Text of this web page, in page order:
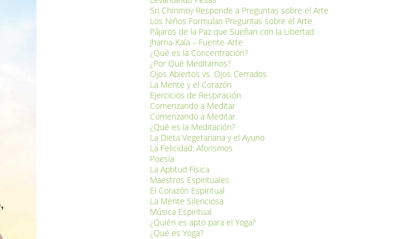
Sri Chinmoy Responde a Preguntas sobre el Arte
Los Niños Formulan Preguntas sobre el Arte
Pájaros de la Paz que Sueñan con la Libertad
Jharna-Kala – Fuente-Arte
¿Qué es la Concentración?
¿Por Qué Meditamos?
Ojos Abiertos vs. Ojos Cerrados
La Mente y el Corazón
Ejercicios de Respiración
Comenzando a Meditar
Comenzando a Meditar
¿Qué es la Meditación?
La Dieta Vegetariana y el Ayuno
La Felicidad: Aforismos
Poesía
La Aptitud Física
Maestros Espirituales
El Corazón Espiritual
La Mente Silenciosa
Música Espiritual
¿Quién es apto para el Yoga?
¿Qué es Yoga?